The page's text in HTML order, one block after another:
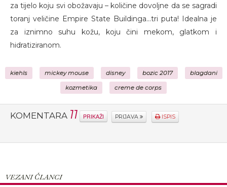
za tijelo koju svi obožavaju – količine dovoljne da se sagradi
toranj veličine Empire State Buildinga…tri puta! Idealna je
za iznimno suhu kožu, koju čini mekom, glatkom i
hidratiziranom.
kiehls mickey mouse disney bozic 2017 blagdani
kozmetika creme de corps
KOMENTARA 11 PRIKAŽI PRIJAVA ISPIS
VEZANI ČLANCI